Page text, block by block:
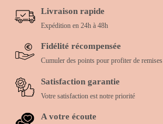
Livraison rapide
Expédition en 24h à 48h
Fidélité récompensée
Cumuler des points pour profiter de remises
Satisfaction garantie
Votre satisfaction est notre priorité
A votre écoute